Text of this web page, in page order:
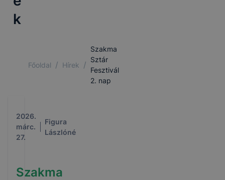
k
Főoldal / Hírek /
Szakma
Sztár
Fesztivál
2. nap
2026.
márc.
27.
Figura
Lászlóné
Szakma